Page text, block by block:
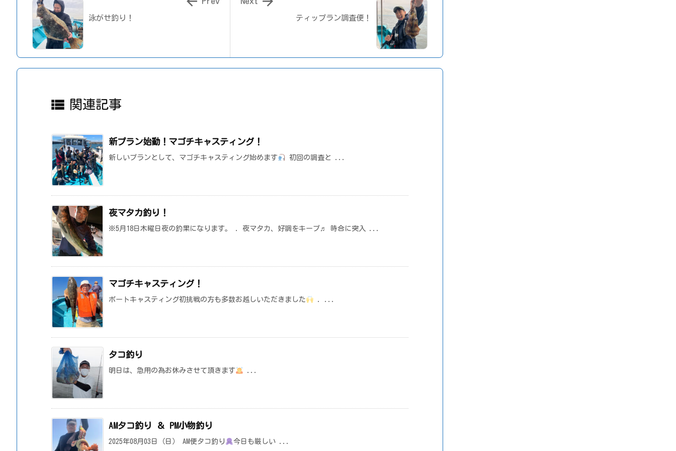
ティップラン調査便！
泳がせ釣り！
 関連記事
新プラン始動！マゴチキャスティング！
新しいプランとして、マゴチキャスティング始めます 初回の調査と ...
夜マタカ釣り！
※5月18日木曜日夜の釣果になります。 . 夜マタカ、好調をキープ♬ 時合に突入 ...
マゴチキャスティング！
ボートキャスティング初挑戦の方も多数お越しいただきました . ...
タコ釣り
明日は、急用の為お休みさせて頂きます ‍ ...
AMタコ釣り ＆ PM小物釣り
2025年08月03日（日） AM便タコ釣り 今日も厳しい ...